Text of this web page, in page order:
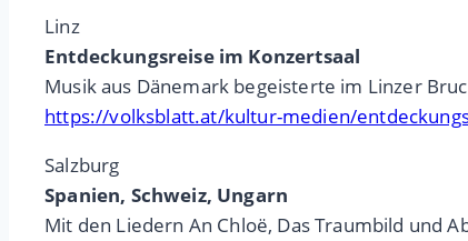
Linz
Entdeckungsreise im Konzertsaal
Musik aus Dänemark begeisterte im Linzer
https://volksblatt.at/kultur-medien/
Salzburg
Spanien, Schweiz, Ungarn
Mit den Liedern An Chloë, Das Traumbild und